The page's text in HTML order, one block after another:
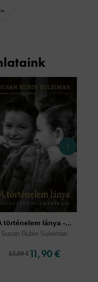
a
történelem lánya -...
Susan Rubin Suleiman
13,69 € 11,90 €